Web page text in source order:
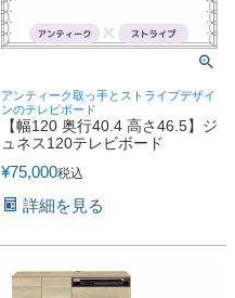
アンティーク取っ手とストライプデザイ
ンのテレビボード
【幅120 奥行40.4 高さ46.5】ジ
ュネス120テレビボード
¥75,000税込
詳細を見る